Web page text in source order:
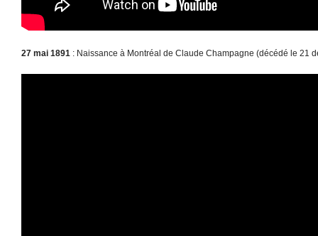
27 mai 1891 : Naissance à Montréal de Claude Champagne (décédé le 21